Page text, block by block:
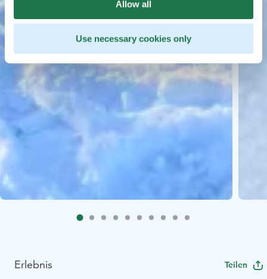
Allow all
Use necessary cookies only
Erlebnis Teilen